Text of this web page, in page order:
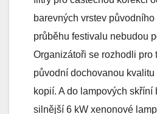
barevných vrstev
průběhu festivalu nebudou
Organizátoři se rozhodli pro
původní dochovanou kvalitu
kopií. A do lampových skříní
silnější 6 kW xenonové